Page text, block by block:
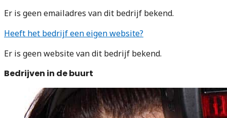
Er is geen emailadres van dit bedrijf bekend.
Heeft het bedrijf een eigen website?
Er is geen website van dit bedrijf bekend.
Bedrijven in de buurt